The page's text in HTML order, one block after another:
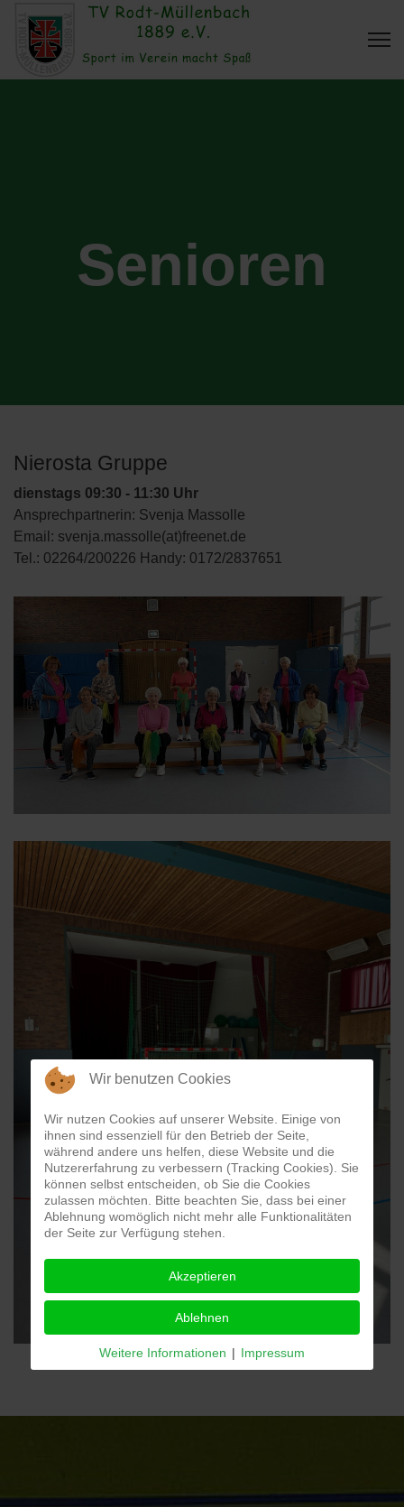
Senioren
Nierosta Gruppe
dienstags 09:30 - 11:30 Uhr
Ansprechpartnerin: Svenja Massolle
Email: svenja.massolle(at)freenet.de
Tel.: 02264/200226 Handy: 0172/2837651
Wir benutzen Cookies
Wir nutzen Cookies auf unserer Website. Einige von
ihnen sind essenziell für den Betrieb der Seite,
während andere uns helfen, diese Website und die
Nutzererfahrung zu verbessern (Tracking Cookies). Sie
können selbst entscheiden, ob Sie die Cookies
zulassen möchten. Bitte beachten Sie, dass bei einer
Ablehnung womöglich nicht mehr alle Funktionalitäten
der Seite zur Verfügung stehen.
Akzeptieren
Ablehnen
Weitere Informationen | Impressum